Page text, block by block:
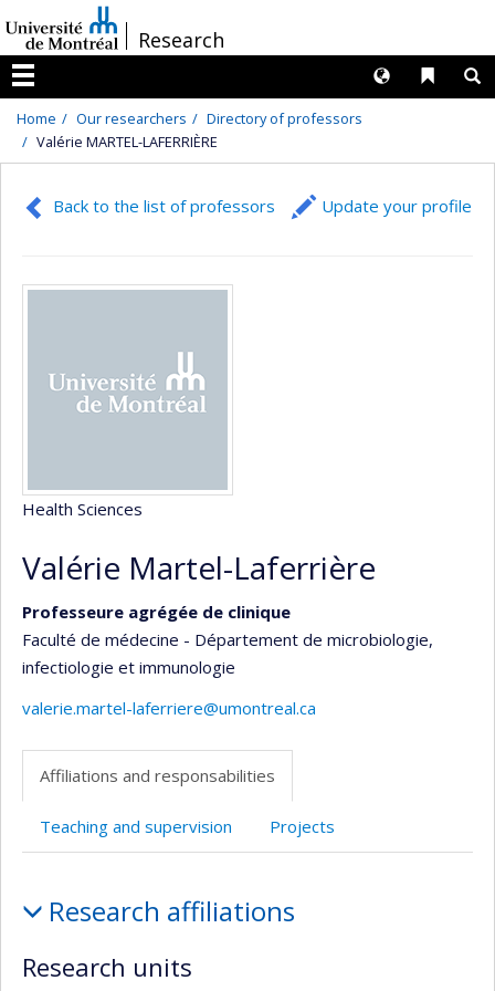
au
contenu
/Research
Menu
Liens
Langues
Home Our researchers
Directory of professors
Valérie MARTEL-LAFERRIÈRE
Back to the list of professors Update your profile
Health Sciences
Valérie Martel-Laferrière
Professeure agrégée de clinique
Faculté de médecine - Département de microbiologie,
infectiologie et immunologie
valerie.martel-laferriere@umontreal.ca
Affiliations and responsabilities
Teaching and supervision Projects
and
responsabilities
Research affiliations
Research units